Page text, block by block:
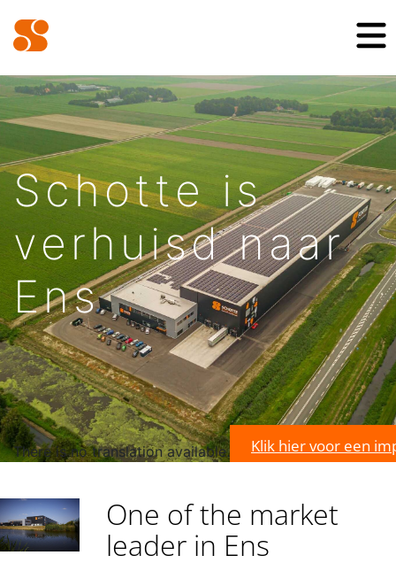
Schotte is
verhuisd naar
Ens
There is no translation available. Klik hier voor een
One of the market
leader in Ens